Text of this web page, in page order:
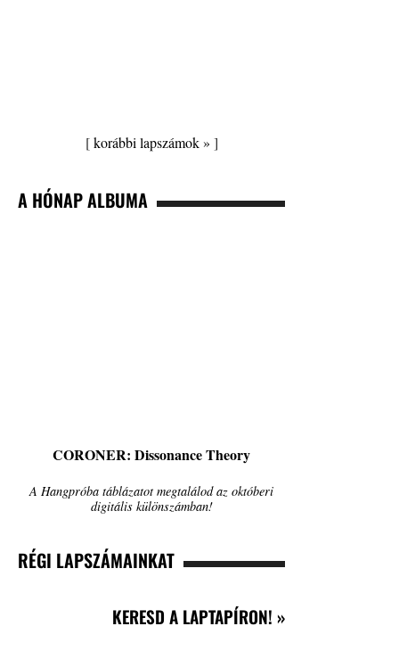
[korábbi lapszámok » ]
A HÓNAP ALBUMA
CORONER: Dissonance Theory
A Hangpróba táblázatot megtalálod az októberi
digitális különszámban!
RÉGI LAPSZÁMAINKAT
KERESD A LAPTAPÍRON! »